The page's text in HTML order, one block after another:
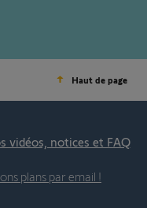
Haut de page
vidéos, notices et FAQ
plans par email !